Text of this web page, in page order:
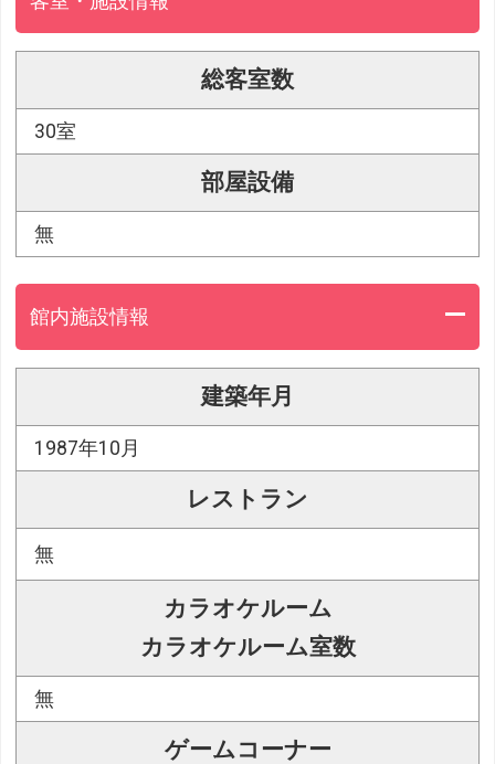
総客室数
30室
部屋設備
無
館内施設情報
建築年月
1987年10月
レストラン
無
カラオケルーム
カラオケルーム室数
無
ゲームコーナー